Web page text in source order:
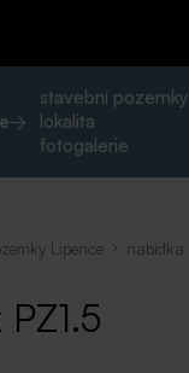
stavební pozemky
lokalita
fotogalerie
Lipence nabídka